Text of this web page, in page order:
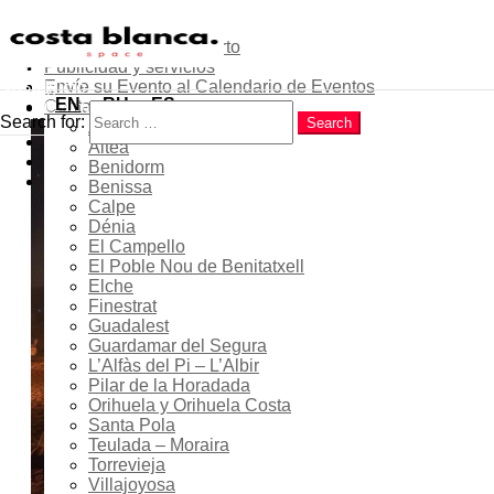
Sobre el proyecto
Contribuye como experto
Publicidad y servicios
Envíe su Evento al Calendario de Eventos
Contactos
Popular
Latest
Trending
Inicio
Costa Blanca
Alicante
Altea
Benidorm
Benissa
Calpe
Dénia
El Campello
El Poble Nou de Benitatxell
Elche
Finestrat
Guadalest
Guardamar del Segura
L’Alfàs del Pi – L’Albir
Pilar de la Horadada
Orihuela y Orihuela Costa
Santa Pola
Teulada – Moraira
Torrevieja
Villajoyosa
EN RU ES
Menu
Search
Search for:
Search
Noche de San Juan 2026 en
El Campello: celebración,
tradiciones y hogueras en
la playa
23 Jun 2027
18:00 - 23:00
Location